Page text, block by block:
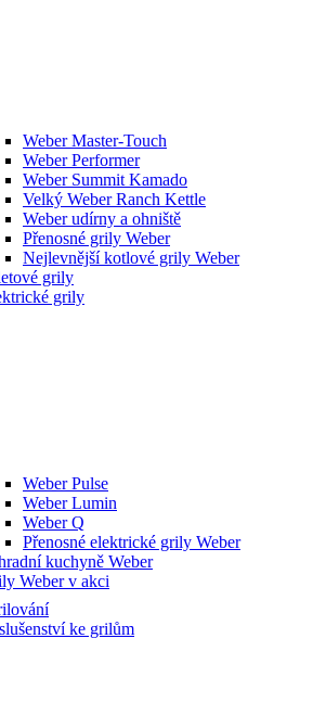
Weber Master-Touch
Weber Performer
Weber Summit Kamado
Velký Weber Ranch Kettle
Weber udírny a ohniště
Přenosné grily Weber
Nejlevnější kotlové grily Weber
grily
grily
Weber Pulse
Weber Lumin
Weber Q
Přenosné elektrické grily Weber
kuchyně Weber
Weber v akci
ke grilům